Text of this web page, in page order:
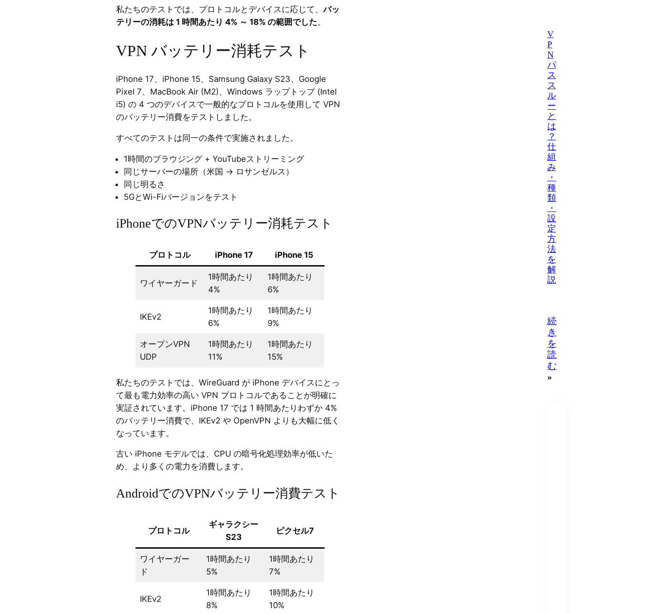
私たちのテストでは、プロトコルとデバイスに応じて、バッ
テリーの消耗は 1 時間あたり 4% ～ 18% の範囲でした。
VPN バッテリー消耗テスト
iPhone 17、iPhone 15、Samsung Galaxy S23、Google
Pixel 7、MacBook Air (M2)、Windows ラップトップ (Intel
i5) の 4 つのデバイスで一般的なプロトコルを使用して VPN
のバッテリー消費をテストしました。
すべてのテストは同一の条件で実施されました。
1時間のブラウジング + YouTubeストリーミング
同じサーバーの場所（米国 → ロサンゼルス）
同じ明るさ
5GとWi-Fiバージョンをテスト
iPhoneでのVPNバッテリー消耗テスト
プロトコル iPhone 17 iPhone 15
ワイヤーガード
1時間あたり
4%
1時間あたり
6%
IKEv2
1時間あたり
6%
1時間あたり
9%
オープンVPN
UDP
1時間あたり
11%
1時間あたり
15%
私たちのテストでは、WireGuard が iPhone デバイスにとっ
て最も電力効率の高い VPN プロトコルであることが明確に
実証されています。iPhone 17 では 1 時間あたりわずか 4%
のバッテリー消費で、IKEv2 や OpenVPN よりも大幅に低く
なっています。
古い iPhone モデルでは、CPU の暗号化処理効率が低いた
め、より多くの電力を消費します。
AndroidでのVPNバッテリー消費テスト
プロトコル
ギャラクシー
S23
ピクセル7
ワイヤーガー
ド
1時間あたり
5%
1時間あたり
7%
IKEv2
1時間あたり
8%
1時間あたり
10%
V
P
N
パ
ス
ス
ル
ー
と
は
？
仕
組
み
・
種
類
・
設
定
方
法
を
解
説
続
き
を
読
む
»